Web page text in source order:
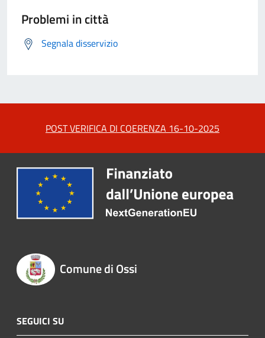
Problemi in città
Segnala disservizio
POST VERIFICA DI COERENZA 16-10-2025
Comune di Ossi
SEGUICI SU